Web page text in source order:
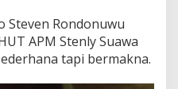
Steven Rondonuwu
APM Stenly Suawa
tapi bermakna.